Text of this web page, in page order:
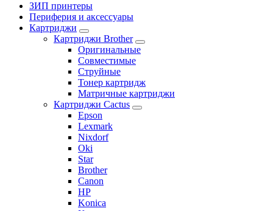
ЗИП принтеры
Периферия и аксессуары
Картриджи
Картриджи Brother
Оригинальные
Совместимые
Струйные
Тонер картридж
Матричные картриджи
Картриджи Cactus
Epson
Lexmark
Nixdorf
Oki
Star
Brother
Canon
HP
Konica